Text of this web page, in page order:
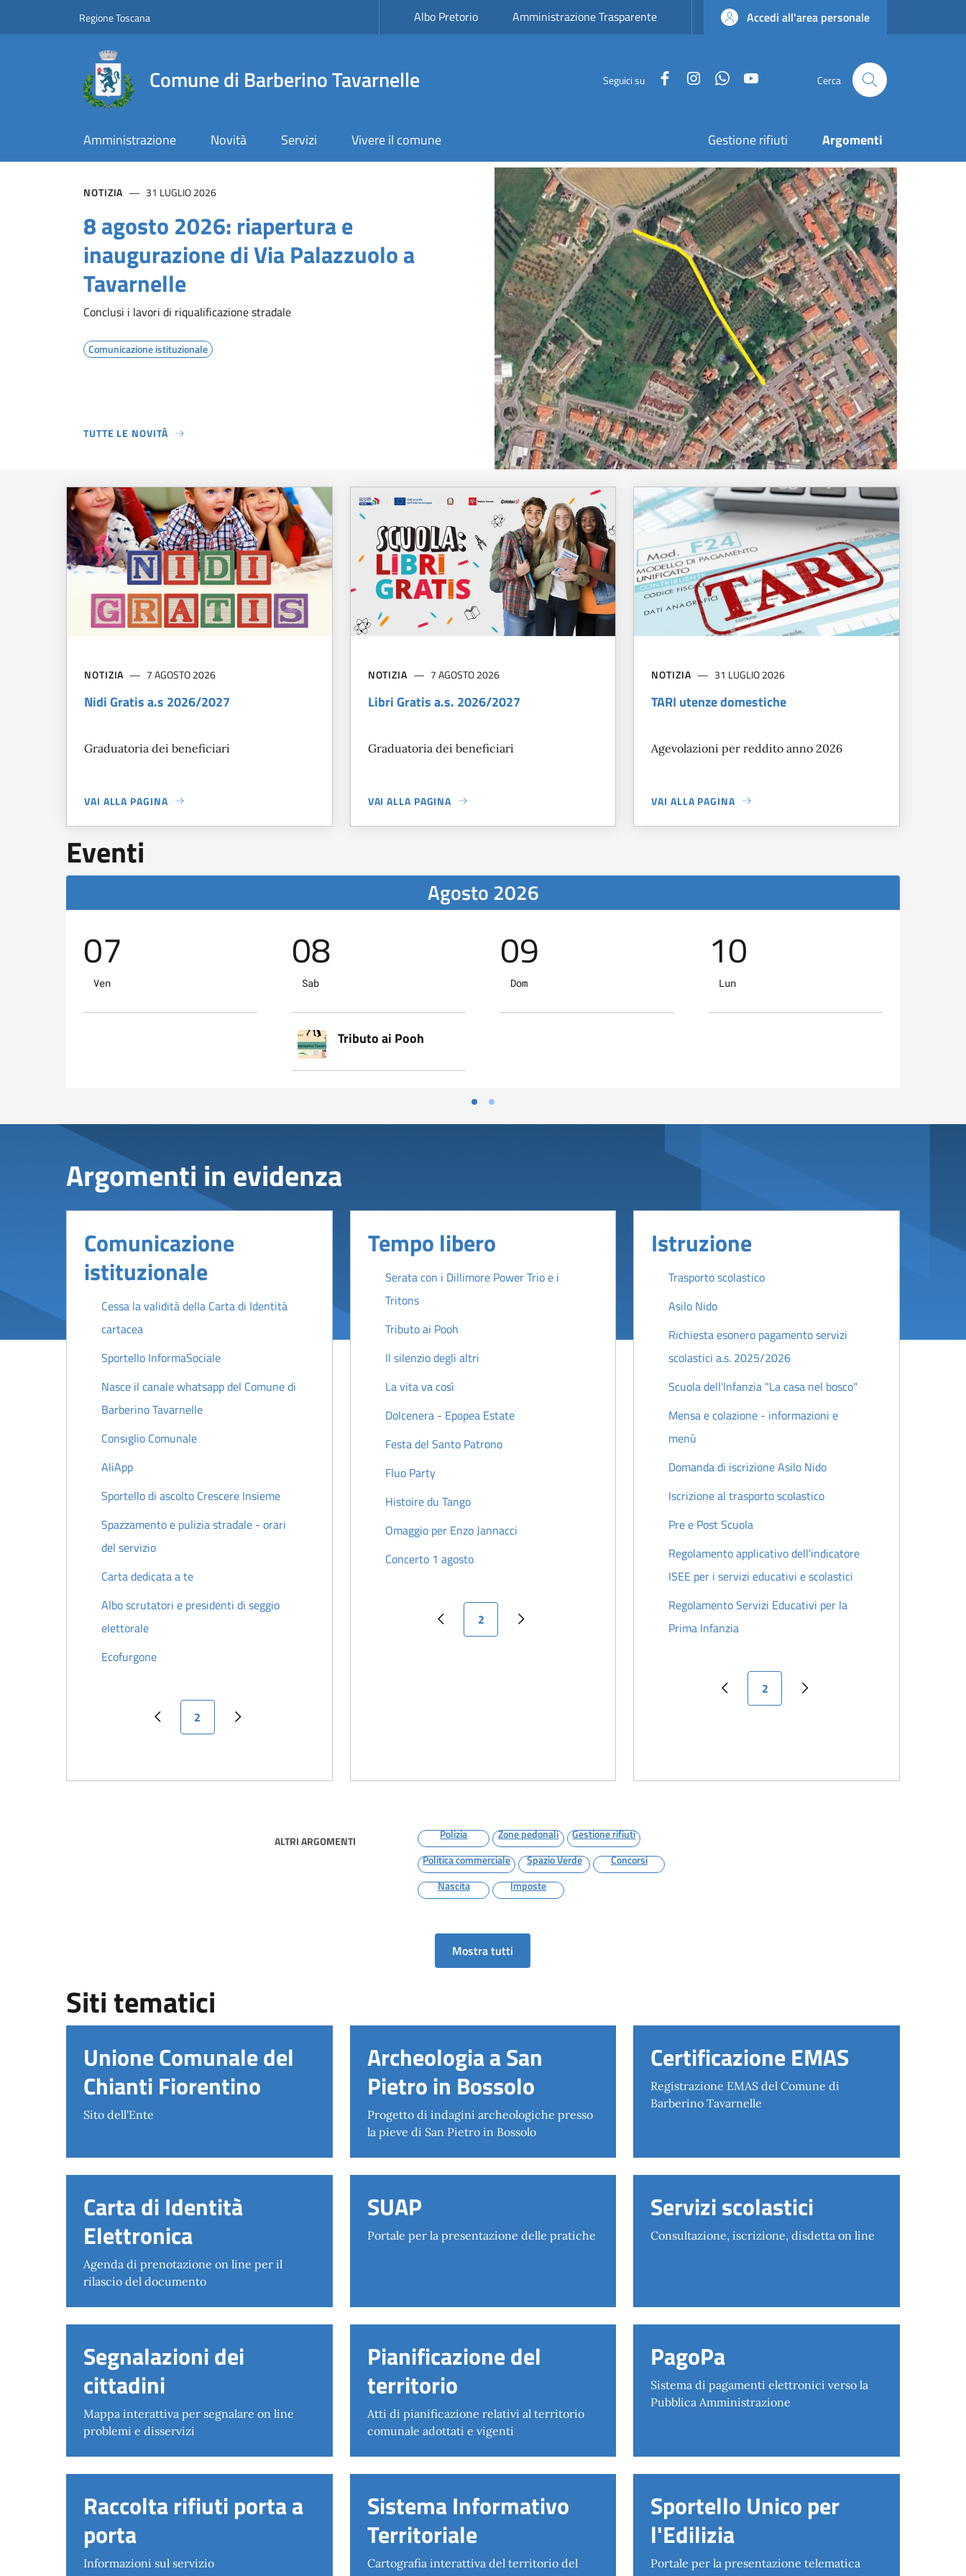
Comune di Barberino Tavarnelle
Regione ToscanaSlim top Albo Pretorio Amministrazione Trasparente Accedi all'area personale
Comune di Barberino Tavarnelle Seguici su FacebookInstagramWhatsApp Cerca
Amministrazione Novità Servizi Vivere il comune Gestione rifiuti Argomenti
Contenuti in evidenza
NOTIZIA 31 LUGLIO 2026
8 agosto 2026: riapertura e
inaugurazione di Via Palazzuolo a
Tavarnelle
Conclusi i lavori di riqualificazione stradale
Comunicazione istituzionale
TUTTE LE NOVITÀ
Image
NOTIZIA 7 AGOSTO 2026
Nidi Gratis a.s 2026/2027
Graduatoria dei beneficiari
VAI ALLA PAGINA
A PROPOSITO DINIDI GRATIS A.S 2026/2027
NOTIZIA 7 AGOSTO 2026
Libri Gratis a.s. 2026/2027
Graduatoria dei beneficiari
VAI ALLA PAGINA
A PROPOSITO DILIBRI GRATIS A.S. 2026/2027
NOTIZIA 31 LUGLIO 2026
TARI utenze domestiche
Agevolazioni per reddito anno 2026
VAI ALLA PAGINA
A PROPOSITO DITARI UTENZE DOMESTICHE
Eventi
Agosto 2026
07
Ven
08
Sab
Tributo ai Pooh
09
Dom
10
Lun
Argomenti in evidenza
Comunicazione
istituzionale
Cessa la validità della Carta di Identità
cartacea
Sportello InformaSociale
Nasce il canale whatsapp del Comune di
Barberino Tavarnelle
Consiglio Comunale
AliApp
Sportello di ascolto Crescere Insieme
Spazzamento e pulizia stradale - orari
del servizio
Carta dedicata a te
Albo scrutatori e presidenti di seggio
elettorale
Ecofurgone
Pagina precedente
Pagina attuale
2
Pagina successiva
Tempo libero
Serata con i Dillimore Power Trio e i
Tritons
Tributo ai Pooh
Il silenzio degli altri
La vita va così
Dolcenera - Epopea Estate
Festa del Santo Patrono
Fluo Party
Histoire du Tango
Omaggio per Enzo Jannacci
Concerto 1 agosto
Pagina precedente
Pagina attuale
2
Pagina successiva
Istruzione
Trasporto scolastico
Asilo Nido
Richiesta esonero pagamento servizi
scolastici a.s. 2025/2026
Scuola dell'Infanzia "La casa nel bosco"
Mensa e colazione - informazioni e
menù
Domanda di iscrizione Asilo Nido
Iscrizione al trasporto scolastico
Pre e Post Scuola
Regolamento applicativo dell'indicatore
ISEE per i servizi educativi e scolastici
Regolamento Servizi Educativi per la
Prima Infanzia
Pagina precedente
Pagina attuale
2
Pagina successiva
ALTRI ARGOMENTI Polizia Zone pedonali
Gestione rifiuti
Politica commerciale
Spazio Verde
Concorsi
Nascita
Imposte
Mostra tutti
Siti tematici
Unione Comunale del
Chianti Fiorentino
Sito dell'Ente
Archeologia a San
Pietro in Bossolo
Progetto di indagini archeologiche presso
la pieve di San Pietro in Bossolo
Certificazione EMAS
Registrazione EMAS del Comune di
Barberino Tavarnelle
Carta di Identità
Elettronica
Agenda di prenotazione on line per il
rilascio del documento
SUAP
Portale per la presentazione delle pratiche
Servizi scolastici
Consultazione, iscrizione, disdetta on line
Segnalazioni dei
cittadini
Mappa interattiva per segnalare on line
problemi e disservizi
Pianificazione del
territorio
Atti di pianificazione relativi al territorio
comunale adottati e vigenti
PagoPa
Sistema di pagamenti elettronici verso la
Pubblica Amministrazione
Raccolta rifiuti porta a
porta
Informazioni sul servizio
Sistema Informativo
Territoriale
Cartografia interattiva del territorio del
Sportello Unico per
l'Edilizia
Portale per la presentazione telematica